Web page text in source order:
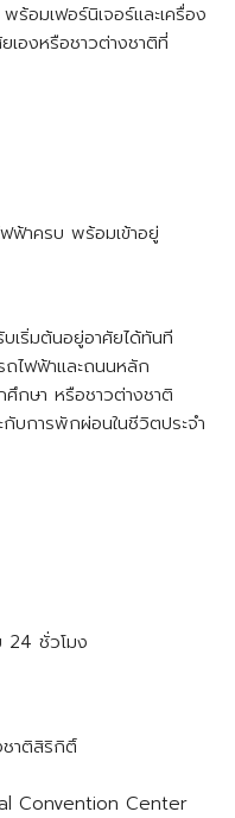
อมเฟอร์นิเจอร์และเครื่อง
เองหรือชาวต่างชาติที่
ฟฟ้าครบ พร้อมเข้าอยู่
เริ่มต้นอยู่อาศัยได้ทันที
ถไฟฟ้าและถนนหลัก
ศึกษา หรือชาวต่างชาติ
กับการพักผ่อนในชีวิตประจำ
24 ชั่วโมง
ชาติสิริกิติ์
Convention Center